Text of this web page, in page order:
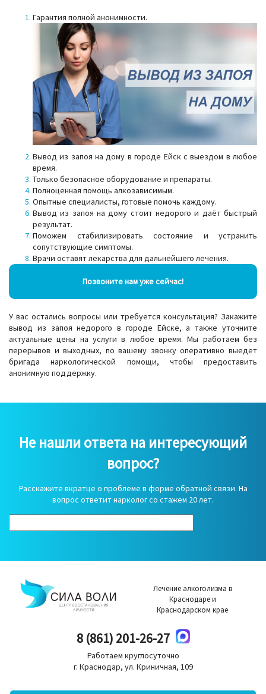
Гарантия полной анонимности.
Вывод из запоя на дому в городе Ейск с выездом в любое
время.
Только безопасное оборудование и препараты.
Полноценная помощь алкозависимым.
Опытные специалисты, готовые помочь каждому.
Вывод из запоя на дому стоит недорого и даёт быстрый
результат.
Поможем стабилизировать состояние и устранить
сопутствующие симптомы.
Врачи оставят лекарства для дальнейшего лечения.
Позвоните нам уже сейчас!
У вас остались вопросы или требуется консультация? Закажите
вывод из запоя недорого в городе Ейске, а также уточните
актуальные цены на услуги в любое время. Мы работаем без
перерывов и выходных, по вашему звонку оперативно выедет
бригада наркологической помощи, чтобы предоставить
анонимную поддержку.
Не нашли ответа на интересующий
вопрос?
Расскажите вкратце о проблеме в форме обратной связи. На
вопрос ответит нарколог со стажем 20 лет.
Лечение алкоголизма в
Краснодаре и
Краснодарском крае
8 (861) 201-26-27
Работаем круглосуточно
г. Краснодар, ул. Криничная, 109